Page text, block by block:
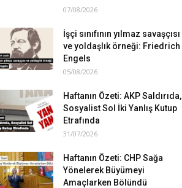
07/08/2026
İşçi sınıfının yılmaz savaşçısı
ve yoldaşlık örneği: Friedrich
Engels
05/08/2026
Haftanın Özeti: AKP Saldırıda,
Sosyalist Sol İki Yanlış Kutup
Etrafında
31/07/2026
Haftanın Özeti: CHP Sağa
Yönelerek Büyümeyi
Amaçlarken Bölündü